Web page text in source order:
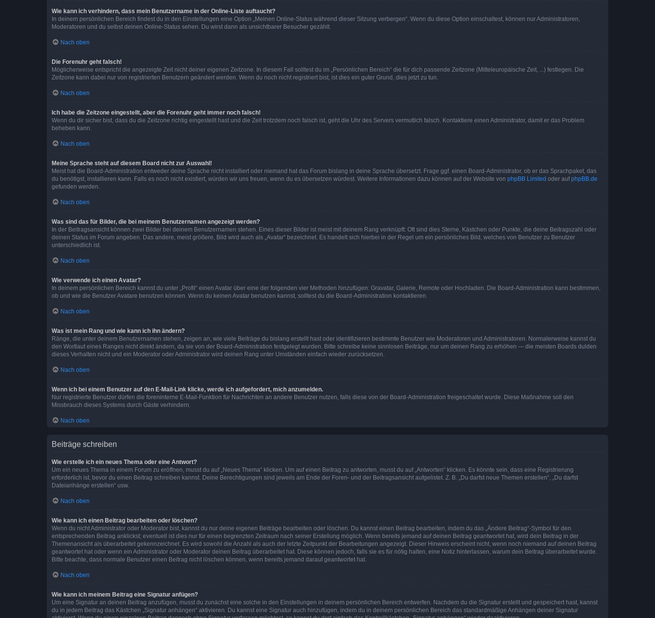
Wie kann ich verhindern, dass mein Benutzername in der Online-Liste auftaucht?
In deinem persönlichen Bereich findest du in den Einstellungen eine Option „Meinen Online-Status während dieser Sitzung verbergen“. Wenn du diese Option einschaltest, können nur Administratoren,
Moderatoren und du selbst deinen Online-Status sehen. Du wirst dann als unsichtbarer Besucher gezählt.
Nach oben
Die Forenuhr geht falsch!
Möglicherweise entspricht die angezeigte Zeit nicht deiner eigenen Zeitzone. In diesem Fall solltest du im „Persönlichen Bereich“ die für dich passende Zeitzone (Mitteleuropäische Zeit, ...) festlegen. Die
Zeitzone kann dabei nur von registrierten Benutzern geändert werden. Wenn du noch nicht registriert bist, ist dies ein guter Grund, dies jetzt zu tun.
Nach oben
Ich habe die Zeitzone eingestellt, aber die Forenuhr geht immer noch falsch!
Wenn du dir sicher bist, dass du die Zeitzone richtig eingestellt hast und die Zeit trotzdem noch falsch ist, geht die Uhr des Servers vermutlich falsch. Kontaktiere einen Administrator, damit er das Problem
beheben kann.
Nach oben
Meine Sprache steht auf diesem Board nicht zur Auswahl!
Meist hat die Board-Administration entweder deine Sprache nicht installiert oder niemand hat das Forum bislang in deine Sprache übersetzt. Frage ggf. einen Board-Administrator, ob er das Sprachpaket, das
du benötigst, installieren kann. Falls es noch nicht existiert, würden wir uns freuen, wenn du es übersetzen würdest. Weitere Informationen dazu können auf der Website von phpBB Limited oder aufphpBB.de
gefunden werden.
Nach oben
Was sind das für Bilder, die bei meinem Benutzernamen angezeigt werden?
In der Beitragsansicht können zwei Bilder bei deinem Benutzernamen stehen. Eines dieser Bilder ist meist mit deinem Rang verknüpft: Oft sind dies Sterne, Kästchen oder Punkte, die deine Beitragszahl oder
deinen Status im Forum angeben. Das andere, meist größere, Bild wird auch als „Avatar“ bezeichnet. Es handelt sich hierbei in der Regel um ein persönliches Bild, welches von Benutzer zu Benutzer
unterschiedlich ist.
Nach oben
Wie verwende ich einen Avatar?
In deinem persönlichen Bereich kannst du unter „Profil“ einen Avatar über eine der folgenden vier Methoden hinzufügen: Gravatar, Galerie, Remote oder Hochladen. Die Board-Administration kann bestimmen,
ob und wie die Benutzer Avatare benutzen können. Wenn du keinen Avatar benutzen kannst, solltest du die Board-Administration kontaktieren.
Nach oben
Was ist mein Rang und wie kann ich ihn ändern?
Ränge, die unter deinem Benutzernamen stehen, zeigen an, wie viele Beiträge du bislang erstellt hast oder identifizieren bestimmte Benutzer wie Moderatoren und Administratoren. Normalerweise kannst du
den Wortlaut eines Ranges nicht direkt ändern, da sie von der Board-Administration festgelegt wurden. Bitte schreibe keine sinnlosen Beiträge, nur um deinen Rang zu erhöhen — die meisten Boards dulden
dieses Verhalten nicht und ein Moderator oder Administrator wird deinen Rang unter Umständen einfach wieder zurücksetzen.
Nach oben
Wenn ich bei einem Benutzer auf den E-Mail-Link klicke, werde ich aufgefordert, mich anzumelden.
Nur registrierte Benutzer dürfen die foreninterne E-Mail-Funktion für Nachrichten an andere Benutzer nutzen, falls diese von der Board-Administration freigeschaltet wurde. Diese Maßnahme soll den
Missbrauch dieses Systems durch Gäste verhindern.
Nach oben
Beiträge schreiben
Wie erstelle ich ein neues Thema oder eine Antwort?
Um ein neues Thema in einem Forum zu eröffnen, musst du auf „Neues Thema“ klicken. Um auf einen Beitrag zu antworten, musst du auf „Antworten“ klicken. Es könnte sein, dass eine Registrierung
erforderlich ist, bevor du einen Beitrag schreiben kannst. Deine Berechtigungen sind jeweils am Ende der Foren- und der Beitragsansicht aufgelistet. Z. B. „Du darfst neue Themen erstellen“, „Du darfst
Dateianhänge erstellen“ usw.
Nach oben
Wie kann ich einen Beitrag bearbeiten oder löschen?
Wenn du nicht Administrator oder Moderator bist, kannst du nur deine eigenen Beiträge bearbeiten oder löschen. Du kannst einen Beitrag bearbeiten, indem du das „Ändere Beitrag“-Symbol für den
entsprechenden Beitrag anklickst; eventuell ist dies nur für einen begrenzten Zeitraum nach seiner Erstellung möglich. Wenn bereits jemand auf deinen Beitrag geantwortet hat, wird dein Beitrag in der
Themenansicht als überarbeitet gekennzeichnet. Es wird sowohl die Anzahl als auch der letzte Zeitpunkt der Bearbeitungen angezeigt. Dieser Hinweis erscheint nicht, wenn noch niemand auf deinen Beitrag
geantwortet hat oder wenn ein Administrator oder Moderator deinen Beitrag überarbeitet hat. Diese können jedoch, falls sie es für nötig halten, eine Notiz hinterlassen, warum dein Beitrag überarbeitet wurde.
Bitte beachte, dass normale Benutzer einen Beitrag nicht löschen können, wenn bereits jemand darauf geantwortet hat.
Nach oben
Wie kann ich meinem Beitrag eine Signatur anfügen?
Um eine Signatur an deinen Beitrag anzufügen, musst du zunächst eine solche in den Einstellungen in deinem persönlichen Bereich entwerfen. Nachdem du die Signatur erstellt und gespeichert hast, kannst
du in jedem Beitrag das Kästchen „Signatur anhängen“ aktivieren. Du kannst eine Signatur auch hinzufügen, indem du in deinem persönlichen Bereich das standardmäßige Anhängen deiner Signatur